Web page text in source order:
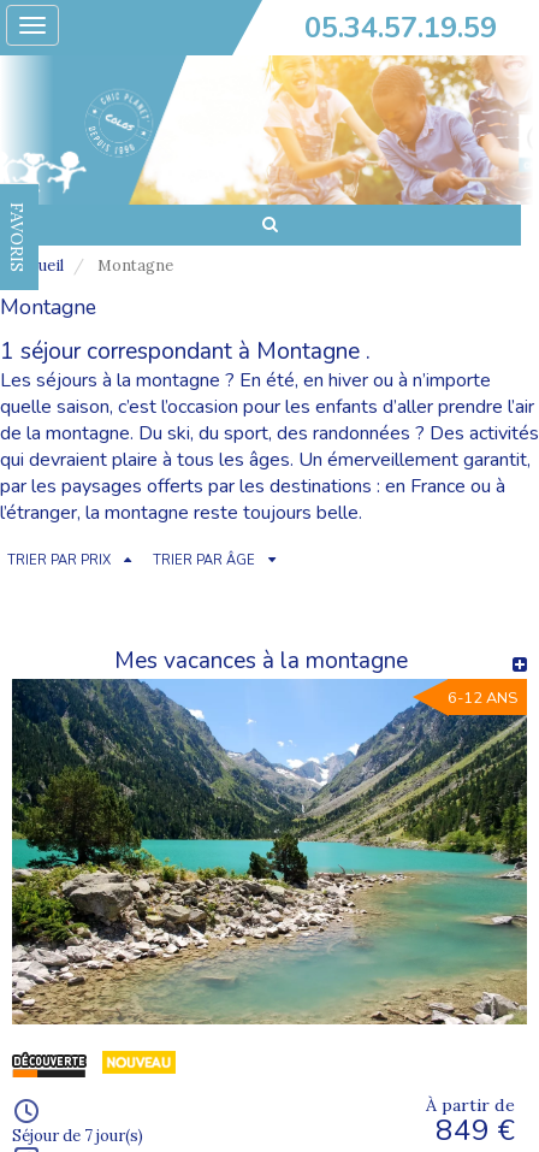
Toggle
navigation
05.34.57.19.59
FAVORIS
Accueil Montagne
Montagne
1 séjour correspondant à Montagne .
Les séjours à la montagne ? En été, en hiver ou à n’importe
quelle saison, c’est l’occasion pour les enfants d’aller prendre l’air
de la montagne. Du ski, du sport, des randonnées ? Des activités
qui devraient plaire à tous les âges. Un émerveillement garantit,
par les paysages offerts par les destinations : en France ou à
l’étranger, la montagne reste toujours belle.
TRIER PAR PRIX TRIER PAR ÂGE
Mes vacances à la montagne
6-12 ANS
Séjour de 7 jour(s)
À partir de
849 €